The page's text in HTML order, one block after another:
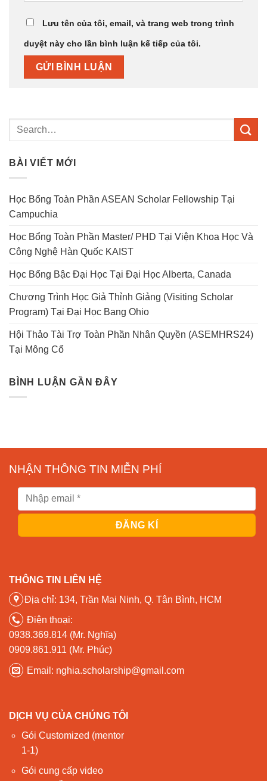
Lưu tên của tôi, email, và trang web trong trình
duyệt này cho lần bình luận kế tiếp của tôi.
BÀI VIẾT MỚI
Học Bổng Toàn Phần ASEAN Scholar Fellowship Tại
Campuchia
Học Bổng Toàn Phần Master/ PHD Tại Viện Khoa Học Và
Công Nghệ Hàn Quốc KAIST
Học Bổng Bậc Đại Học Tại Đại Học Alberta, Canada
Chương Trình Học Giả Thỉnh Giảng (Visiting Scholar
Program) Tại Đại Học Bang Ohio
Hội Thảo Tài Trợ Toàn Phần Nhân Quyền (ASEMHRS24)
Tại Mông Cổ
BÌNH LUẬN GẦN ĐÂY
NHẬN THÔNG TIN MIỄN PHÍ
THÔNG TIN LIÊN HỆ
Địa chỉ: 134, Trần Mai Ninh, Q. Tân Bình, HCM
Điện thoại:
0938.369.814 (Mr. Nghĩa)
0909.861.911 (Mr. Phúc)
Email: nghia.scholarship@gmail.com
DỊCH VỤ CỦA CHÚNG TÔI
Gói Customized (mentor
1-1)
Gói cung cấp video